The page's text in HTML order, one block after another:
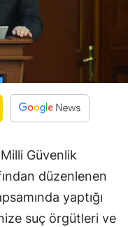
Güvenlik
düzenlenen
yaptığı
suç örgütleri ve